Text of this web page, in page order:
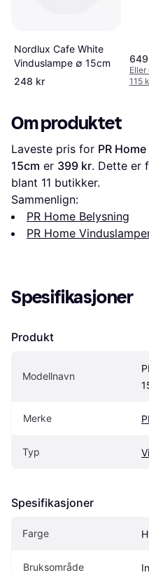
Nordlux Cafe White
Vinduslampe ∅ 15cm
248 kr
115
Om produktet
Laveste pris for PR
15cm er 399 kr. Dette er
blant 11 butikker.
Sammenlign:
PR Home Belysning
PR Home
Spesifikasjoner
Produkt
Modellnavn
Merke
Typ
Spesifikasjoner
Farge
Bruksområde